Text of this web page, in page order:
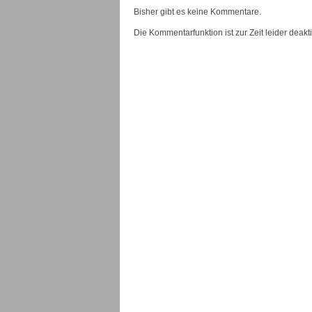
Bisher gibt es keine Kommentare.
Die Kommentarfunktion ist zur Zeit leider